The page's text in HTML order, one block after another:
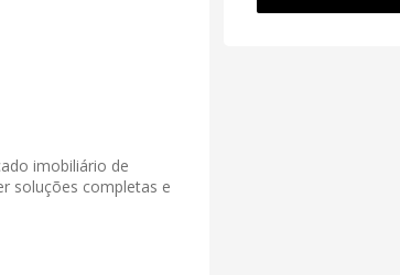
imobiliário de
soluções completas e